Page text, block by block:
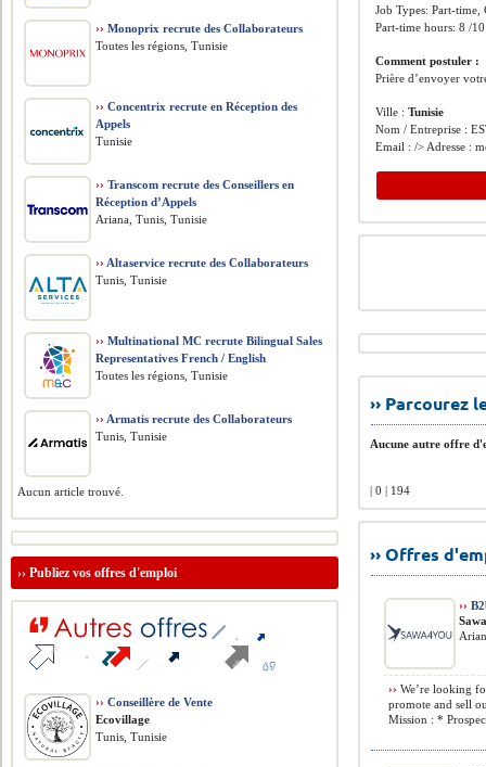
Job Types: Part-time,
Part-time hours: 8 /
Comment postuler :
Prière d’envoyer
Ville :Tunisie
Nom / Entreprise :
Email : /> Adresse :
››
Aucune autre offre
| 0 | 194
›› Offres
››
›› We’re looking
promote and sell
Mission : *
›› Monoprix recrute des Collaborateurs
Toutes les régions, Tunisie
›› Concentrix recrute en Réception des
Appels
Tunisie
›› Transcom recrute des Conseillers en
Réception d’Appels
Ariana, Tunis, Tunisie
›› Altaservice recrute des Collaborateurs
Tunis, Tunisie
›› Multinational MC recrute Bilingual Sales
Representatives French / English
Toutes les régions, Tunisie
›› Armatis recrute des Collaborateurs
Tunis, Tunisie
Aucun article trouvé.
››Publiez vos offres d'emploi
›› Conseillère de Vente
Ecovillage
Tunis, Tunisie